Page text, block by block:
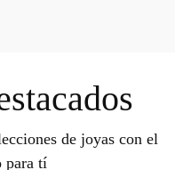
de joyas con el
para tí